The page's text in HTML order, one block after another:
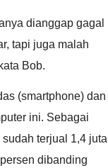
dianggap gagal
tapi juga malah
Bob.
(smartphone) dan
ini. Sebagai
terjual 1,4 juta
dibanding